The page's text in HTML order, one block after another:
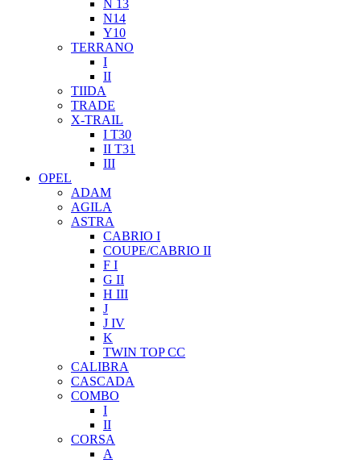
N 13
N14
Y10
TERRANO
I
II
TIIDA
TRADE
X-TRAIL
I T30
II T31
III
OPEL
ADAM
AGILA
ASTRA
CABRIO I
COUPE/CABRIO II
F I
G II
H III
J
J IV
K
TWIN TOP CC
CALIBRA
CASCADA
COMBO
I
II
CORSA
A